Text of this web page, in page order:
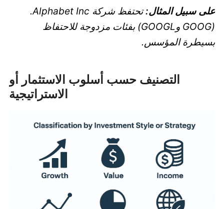
على سبيل المثال:
تحتفظ شركة Alphabet Inc.
(GOOG وGOOGL) بفئات مزدوجة للاحتفاظ
بسيطرة المؤسس.
التصنيف حسب أسلوب الاستثمار أو
الاستراتيجية